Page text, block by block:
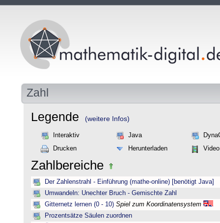
Zahl
Legende (weitere Infos)
Interaktiv Java
Drucken
Herunterladen Video
Zahlbereiche
Der Zahlenstrahl - Einführung (mathe-online) [benötigt Java]
Umwandeln: Unechter Bruch - Gemischte Zahl
Gitternetz lernen (0 - 10) Spiel zum Koordinatensystem
Prozentsätze Säulen zuordnen